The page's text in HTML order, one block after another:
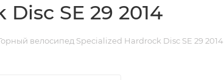
SE 29 2014
велосипед Specialized Hardrock Disc SE 29 2014